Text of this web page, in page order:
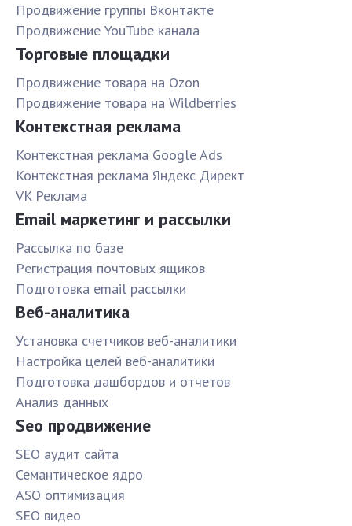
Продвижение группы Вконтакте
Продвижение YouTube канала
Торговые площадки
Продвижение товара на Ozon
Продвижение товара на Wildberries
Контекстная реклама
Контекстная реклама Google Ads
Контекстная реклама Яндекс Директ
VK Реклама
Email маркетинг и рассылки
Рассылка по базе
Pегистрация почтовых ящиков
Подготовка email рассылки
Веб-аналитика
Установка счетчиков веб-аналитики
Настройка целей веб-аналитики
Подготовка дашбордов и отчетов
Анализ данных
Seo продвижение
SЕО аудит сайта
Семантическое ядро
ASO оптимизация
SЕО видео